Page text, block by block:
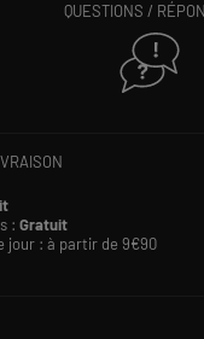
QUESTIONS /
: Gratuit
jour : à partir de 9€90